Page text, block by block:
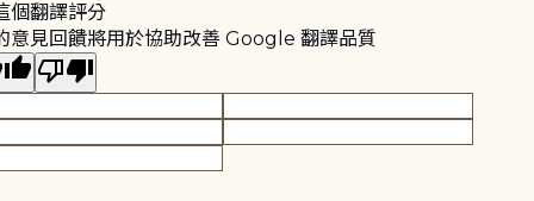
個翻譯評分
意見回饋將用於協助改善 Google 翻譯品質